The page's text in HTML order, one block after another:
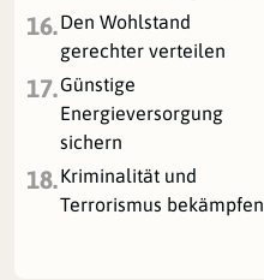
16.Den Wohlstand
gerechter verteilen
17.Günstige
Energieversorgung
sichern
18.Kriminalität und
Terrorismus bekämpfen